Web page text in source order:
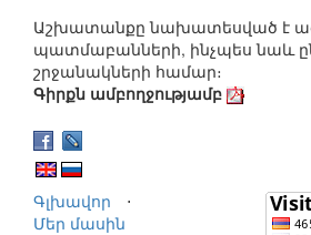
Աշխատանքը նախատեսված է
պատմաբանների, ինչպես նաև
շրջանակների համար։
Գիրքն ամբողջությամբ
Գլխավոր
⋅
Մեր մասին